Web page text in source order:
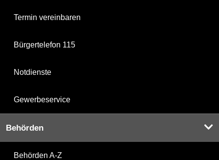
Termin vereinbaren
Bürgertelefon 115
Notdienste
Gewerbeservice
Behörden
Behörden A-Z